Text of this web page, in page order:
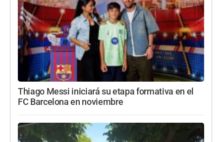
Thiago Messi iniciará su etapa formativa en el
FC Barcelona en noviembre